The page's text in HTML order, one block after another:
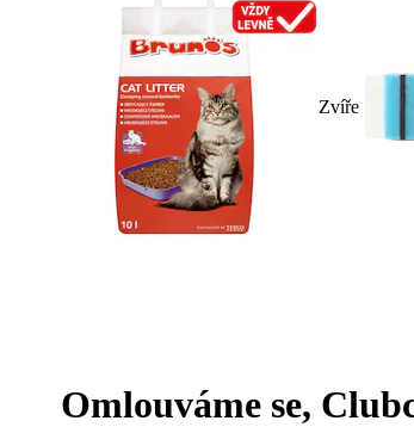
Zvíře
Omlouváme se,